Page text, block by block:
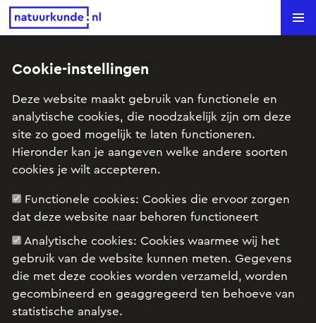
Natuurkunde.nl Search
Treinwielen (VWO examen,
2023-2, o3)
Onderwerp: Inductie en wisselstromen, Trilling en golf
Examenopgave VWO, natuurkunde, 2023 tijdvak
2, opgave 3: Treinwielen
Cookie-instellingen
Deze website maakt gebruik van functionele en
analytische cookies, die noodzakelijk zijn om deze
site zo goed mogelijk te laten functioneren.
Hieronder kan je aangeven welke andere soorten
cookies je wilt accepteren.
Functionele cookies: Cookies die ervoor zorgen
dat deze website naar behoren functioneert
Analytische cookies: Cookies waarmee wij het
gebruik van de website kunnen meten. Gegevens
die met deze cookies worden verzameld, worden
gecombineerd en geaggregeerd ten behoeve van
statistische analyse.